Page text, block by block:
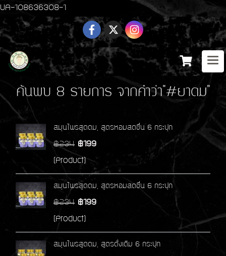
UA-108636308-1
ค้นพบ 8 รายการ จากคำว่า"#ยาดม"
สมุนไพรสูดดม, สูตรหอมสดชื่น 6 กระปุก
฿234 ฿199
(Product)
สมุนไพรสูดดม, สูตรหอมสดชื่น 6 กระปุก
฿234 ฿199
(Product)
สมุนไพรสูดดม, สูตรดั่งเดิม 6 กระปุก